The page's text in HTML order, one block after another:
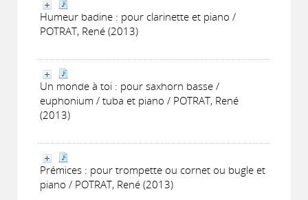
Humeur badine : pour clarinette et piano /
POTRAT, René (2013)
Un monde à toi : pour saxhorn basse /
euphonium / tuba et piano / POTRAT, René
(2013)
Prémices : pour trompette ou cornet ou bugle et
piano / POTRAT, René (2013)